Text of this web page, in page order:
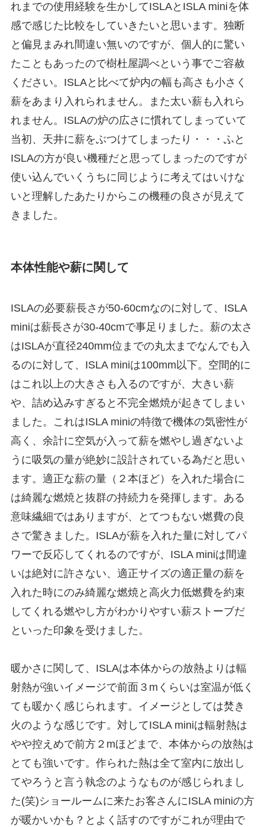
れまでの使用経験を生かしてISLAとISLA miniを体
感で感じた比較をしていきたいと思います。独断
と偏見まみれ間違い無いのですが、個人的に驚い
たこともあったので樹杜屋調べという事でご容赦
ください。ISLAと比べて炉内の幅も高さも小さく
薪をあまり入れられません。また太い薪も入れら
れません。ISLAの炉の広さに慣れてしまっていて
当初、天井に薪をぶつけてしまったり・・・ふと
ISLAの方が良い機種だと思ってしまったのですが
使い込んでいくうちに同じように考えてはいけな
いと理解したあたりからこの機種の良さが見えて
きました。
本体性能や薪に関して
ISLAの必要薪長さが50-60cmなのに対して、ISLA
miniは薪長さが30-40cmで事足りました。薪の太さ
はISLAが直径240mm位までの丸太までなんでも入
るのに対して、ISLA miniは100mm以下。空間的に
はこれ以上の大きさも入るのですが、大きい薪
や、詰め込みすぎると不完全燃焼が起きてしまい
ました。これはISLA miniの特徴で機体の気密性が
高く、余計に空気が入って薪を燃やし過ぎないよ
うに吸気の量が絶妙に設計されている為だと思い
ます。適正な薪の量（２本ほど）を入れた場合に
は綺麗な燃焼と抜群の持続力を発揮します。ある
意味繊細ではありますが、とてつもない燃費の良
さで驚きました。ISLAが薪を入れた量に対してパ
ワーで反応してくれるのですが、ISLA miniは間違
いは絶対に許さない、適正サイズの適正量の薪を
入れた時にのみ綺麗な燃焼と高火力低燃費を約束
してくれる燃やし方がわかりやすい薪ストーブだ
といった印象を受けました。
暖かさに関して、ISLAは本体からの放熱よりは輻
射熱が強いイメージで前面３mくらいは室温が低く
ても暖かく感じられます。イメージとしては焚き
火のような感じです。対してISLA miniは輻射熱は
やや控えめで前方２mほどまで、本体からの放熱は
とても強いです。作られた熱は全て室内に放出し
てやろうと言う執念のようなものが感じられまし
た(笑)ショールームに来たお客さんにISLA miniの方
が暖かいかも？とよく話すのですがこれが理由で